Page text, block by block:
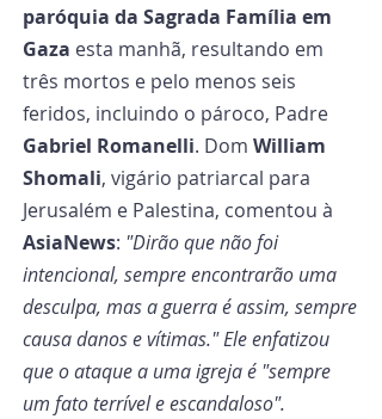
paróquia da Sagrada Família em
Gaza esta manhã, resultando em
três mortos e pelo menos seis
feridos, incluindo o pároco, Padre
Gabriel Romanelli. Dom William
Shomali, vigário patriarcal para
Jerusalém e Palestina, comentou à
AsiaNews: "Dirão que não foi
intencional, sempre encontrarão uma
desculpa, mas a guerra é assim, sempre
causa danos e vítimas." Ele enfatizou
que o ataque a uma igreja é "sempre
um fato terrível e escandaloso".